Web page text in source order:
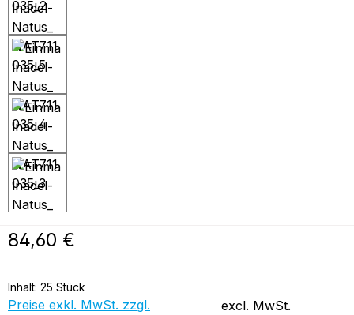
Regulärer Preis:
84,60 €
Inhalt: 25 Stück
Preise exkl. MwSt. zzgl.
excl. MwSt.